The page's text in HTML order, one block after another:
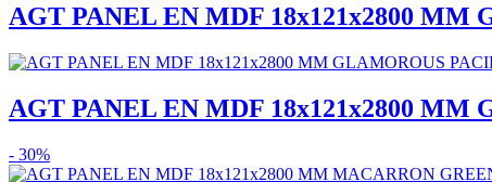
AGT PANEL EN MDF 18x121x2800 MM
AGT PANEL EN MDF 18x121x2800 MM
- 30%